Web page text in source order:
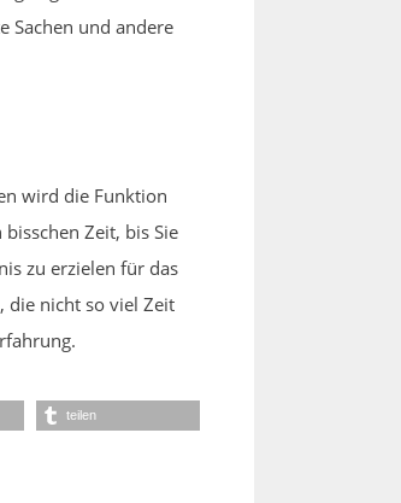
Sachen und andere
wird die Funktion
Zeit, bis Sie
zu erzielen für das
die nicht so viel Zeit
teilen